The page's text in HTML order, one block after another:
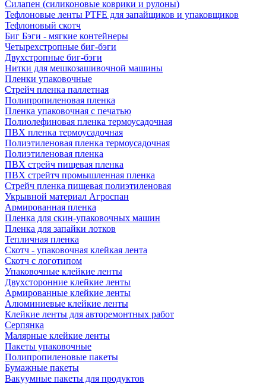
Силапен (силиконовые коврики и рулоны)
Тефлоновые ленты PTFE для запайщиков и упаковщиков
Тефлоновый скотч
Биг Бэги - мягкие контейнеры
Четырехстропные биг-бэги
Двухстропные биг-бэги
Нитки для мешкозашивочной машины
Пленки упаковочные
Стрейч пленка паллетная
Полипропиленовая пленка
Пленка упаковочная с печатью
Полиолефиновая пленка термоусадочная
ПВХ пленка термоусадочная
Полиэтиленовая пленка термоусадочная
Полиэтиленовая пленка
ПВХ стрейч пищевая пленка
ПВХ стрейтч промышленная пленка
Стрейч пленка пищевая полиэтиленовая
Укрывной материал Агроспан
Армированная пленка
Пленка для скин-упаковочных машин
Пленка для запайки лотков
Тепличная пленка
Скотч - упаковочная клейкая лента
Скотч с логотипом
Упаковочные клейкие ленты
Двухсторонние клейкие ленты
Армированные клейкие ленты
Алюминиевые клейкие ленты
Клейкие ленты для авторемонтных работ
Серпянка
Малярные клейкие ленты
Пакеты упаковочные
Полипропиленовые пакеты
Бумажные пакеты
Вакуумные пакеты для продуктов